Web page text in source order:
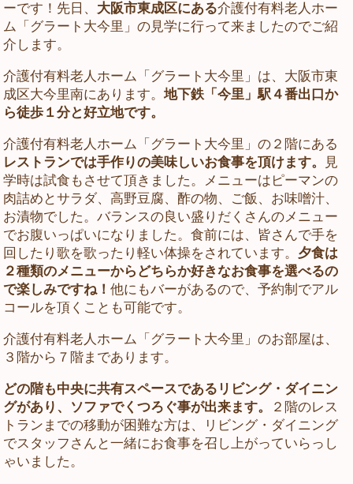
ーです！先日、 大阪市東成区にある介護付有料老人ホー
ム「グラート大今里」の見学に行って来ましたのでご紹
介します。
介護付有料老人ホーム「グラート大今里」は、大阪市東
成区大今里南にあります。地下鉄「今里」駅４番出口か
ら徒歩１分と好立地です。
介護付有料老人ホーム「グラート大今里」の２階にある
レストランでは手作りの美味しいお食事を頂けます。
見
学時は試食もさせて頂きました。メニューはピーマンの
肉詰めとサラダ、高野豆腐、酢の物、ご飯、お味噌汁、
お漬物でした。バランスの良い盛りだくさんのメニュー
でお腹いっぱいになりました。食前には、皆さんで手を
回したり歌を歌ったり軽い体操をされています。 夕食は
２種類のメニューからどちらか好きなお食事を選べるの
で楽しみですね！他にもバーがあるので、予約制でアル
コールを頂くことも可能です。
介護付有料老人ホーム「グラート大今里」のお部屋は、
３階から７階まであります。
どの階も中央に共有スペースであるリビング・ダイニン
グがあり、ソファでくつろぐ事が出来ます。
２階のレス
トランまでの移動が困難な方は、リビング・ダイニング
でスタッフさんと一緒にお食事を召し上がっていらっし
ゃいました。